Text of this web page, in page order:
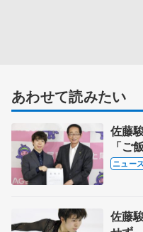
あわせて読みたい
佐藤
「ご
力」
ニュース
佐藤